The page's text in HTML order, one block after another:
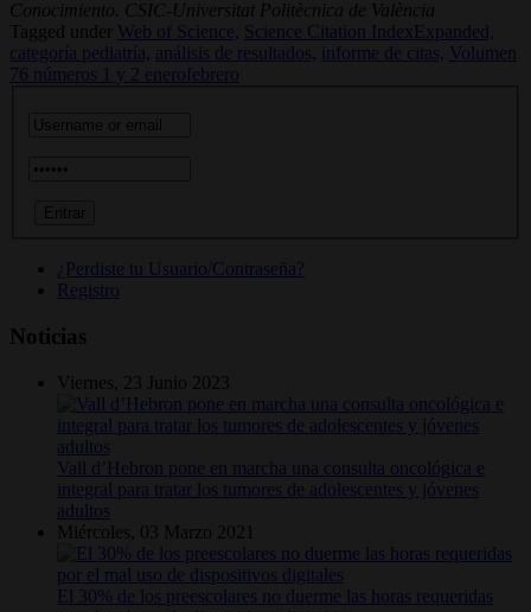
Conocimiento. CSIC-Universitat Politècnica de València
Tagged under
Web of Science,
Science Citation IndexExpanded,
categoría pediatría, análisis de resultados, informe de citas,
Volumen
76 números 1 y 2 enerofebrero
¿Perdiste tu Usuario/Contraseña?
Registro
Noticias
Viernes, 23 Junio 2023
Vall d’Hebron pone en marcha una consulta oncológica e
integral para tratar los tumores de adolescentes y jóvenes
adultos
Miércoles, 03 Marzo 2021
El 30% de los preescolares no duerme las horas requeridas